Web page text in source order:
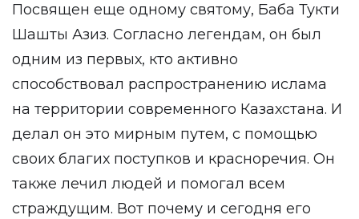
Посвящен еще одному святому, Баба Тукти
Шашты Азиз. Согласно легендам, он был
одним из первых, кто активно
способствовал распространению ислама
на территории современного Казахстана. И
делал он это мирным путем, с помощью
своих благих поступков и красноречия. Он
также лечил людей и помогал всем
страждущим. Вот почему и сегодня его